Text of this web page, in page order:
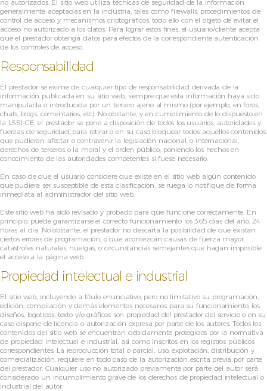
no autorizados. El sitio web utiliza técnicas de seguridad de la información
generalmente aceptadas en la industria, tales como firewalls, procedimientos de
control de acceso y mecanismos criptográficos, todo ello con el objeto de evitar el
acceso no autorizado a los datos. Para lograr estos fines, el usuario/cliente acepta
que el prestador obtenga datos para efectos de la correspondiente autenticación
de los controles de acceso.
Responsabilidad
El prestador se exime de cualquier tipo de responsabilidad derivada de la
información publicada en su sitio web, siempre que esta información haya sido
manipulada o introducida por un tercero ajeno al mismo (por ejemplo, en foros,
chats, blogs, comentarios, etc). No obstante, y en cumplimiento de lo dispuesto en
la LSSI-CE, el prestador se pone a disposición de todos los usuarios, autoridades y
fuerzas de seguridad, para retirar o en su caso bloquear todos aquellos contenidos
que pudieran afectar o contravenir la legislación nacional, o internacional,
derechos de terceros o la moral y el orden público, poniendo los hechos en
conocimiento de las autoridades competentes si fuese necesario.
En caso de que el usuario considere que existe en el sitio web algún contenido
que pudiera ser susceptible de esta clasificación, se ruega lo notifique de forma
inmediata al administrador del sitio web.
Este sitio web ha sido revisado y probado para que funcione correctamente. En
principio, puede garantizarse el correcto funcionamiento los 365 días del año, 24
horas al día. No obstante, el prestador no descarta la posibilidad de que existan
ciertos errores de programación, o que acontezcan causas de fuerza mayor,
catástrofes naturales, huelgas, o circunstancias semejantes que hagan imposible
el acceso a la página web.
Propiedad intelectual e industrial
El sitio web, incluyendo a título enunciativo, pero no limitativo su programación,
edición, compilación y demás elementos necesarios para su funcionamiento, los
diseños, logotipos, texto y/o gráficos son propiedad del prestador del servicio o en su
caso dispone de licencia o autorización expresa por parte de los autores. Todos los
contenidos del sitio web se encuentran debidamente protegidos por la normativa
de propiedad intelectual e industrial, así como inscritos en los registros públicos
correspondientes. La reproducción total o parcial, uso, explotación, distribución y
comercialización, requiere en todo caso de la autorización escrita previa por parte
del prestador. Cualquier uso no autorizado previamente por parte del autor será
considerado un incumplimiento grave de los derechos de propiedad intelectual o
industrial del autor.